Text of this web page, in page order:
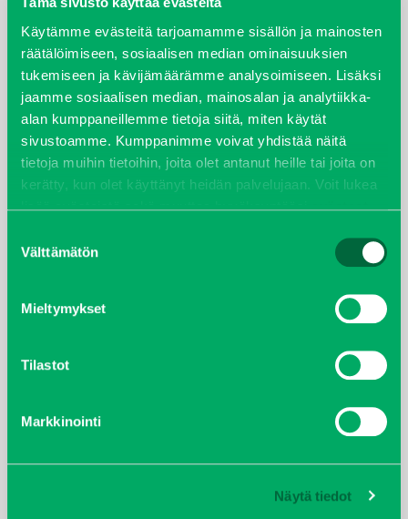
Käytämme evästeitä tarjoamamme sisällön ja mainosten
räätälöimiseen, sosiaalisen median ominaisuuksien
tukemiseen ja kävijämäärämme analysoimiseen. Lisäksi
jaamme sosiaalisen median, mainosalan ja analytiikka-
alan kumppaneillemme tietoja siitä, miten käytät
sivustoamme. Kumppanimme voivat yhdistää näitä
tietoja muihin tietoihin, joita olet antanut heille tai joita on
kerätty, kun olet käyttänyt heidän palvelujaan. Voit lukea
lisää evästeistä sekä muuttaa hyväksyntääsievästeet
valinta
Välttämätön
Mieltymykset
Tilastot
Markkinointi
Näytä tiedot
syyskuu 2023
joulukuu 2022
huhtikuu 2022
helmikuu 2022
kesäkuu 2021
tammikuu 2021
helmikuu 2020
joulukuu 2019